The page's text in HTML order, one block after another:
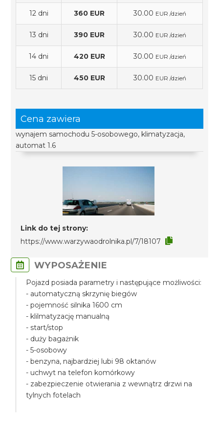
12 dni 360 EUR 30.00 EUR /dzień
13 dni 390 EUR 30.00 EUR /dzień
14 dni 420 EUR 30.00 EUR /dzień
15 dni 450 EUR 30.00 EUR /dzień
Cena zawiera
wynajem samochodu 5-osobowego, klimatyzacja,
automat 1.6
Link do tej strony:
https://www.warzywaodrolnika.pl/7/18107
WYPOSAŻENIE
Pojazd posiada parametry i następujące możliwości:
- automatyczną skrzynię biegów
- pojemność silnika 1600 cm
- klilmatyzację manualną
- start/stop
- duży bagażnik
- 5-osobowy
- benzyna, najbardziej lubi 98 oktanów
- uchwyt na telefon komórkowy
- zabezpieczenie otwierania z wewnątrz drzwi na
tylnych fotelach